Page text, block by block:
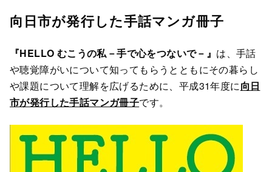
向日市が発行した手話マンガ冊子
『HELLO むこうの私－手で心をつないで－ 』 は、手話
や聴覚障がいについて知ってもらうとともにその暮らし
や課題について理解を広げるために、平成31年度に向日
市が発行した手話マンガ冊子です。